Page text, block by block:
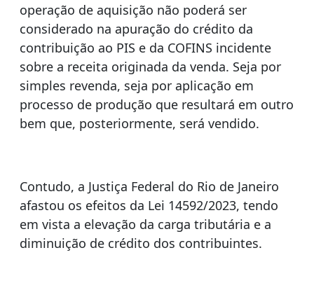
operação de aquisição não poderá ser
considerado na apuração do crédito da
contribuição ao PIS e da COFINS incidente
sobre a receita originada da venda. Seja por
simples revenda, seja por aplicação em
processo de produção que resultará em outro
bem que, posteriormente, será vendido.
Contudo, a Justiça Federal do Rio de Janeiro
afastou os efeitos da Lei 14592/2023, tendo
em vista a elevação da carga tributária e a
diminuição de crédito dos contribuintes.